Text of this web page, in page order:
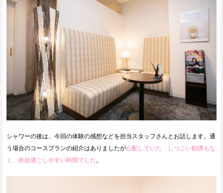
シャワーの後は、今回の体験の感想などを担当スタッフさんとお話します。通
う場合のコースプランの紹介はありましたが心配していた しつこい勧誘もな
く、終始過ごしやすい時間でした 。